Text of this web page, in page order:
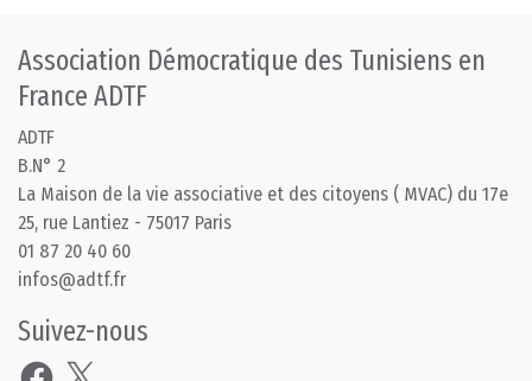
Association Démocratique des Tunisiens en
France ADTF
ADTF
B.N° 2
La Maison de la vie associative et des citoyens ( MVAC) du 17e
25, rue Lantiez - 75017 Paris
01 87 20 40 60
infos@adtf.fr
Suivez-nous
Facebook
X